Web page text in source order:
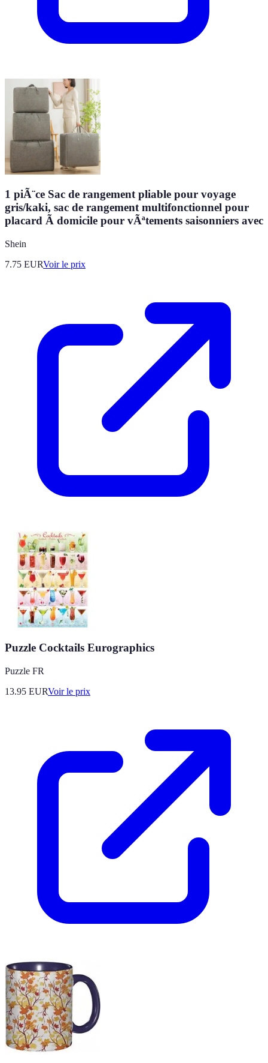
1 piÃ¨ce Sac de rangement pliable pour voyage
gris/kaki, sac de rangement multifonctionnel pour
placard Ã domicile pour vÃªtements saisonniers avec
Shein
7.75 EURVoir le prix
Puzzle Cocktails Eurographics
Puzzle FR
13.95 EURVoir le prix